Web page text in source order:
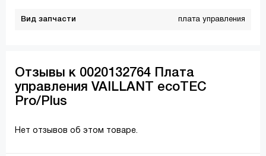
Вид запчасти плата управления
Отзывы к 0020132764 Плата
управления VAILLANT ecoTEC
Pro/Plus
Нет отзывов об этом товаре.